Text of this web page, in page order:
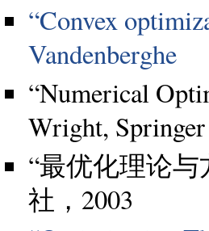
“Convex
Vandenberghe
“Numerical
Wright, Springer
“最优化理论
社，2003